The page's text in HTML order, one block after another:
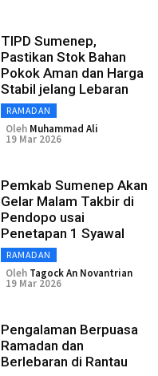
TIPD Sumenep,
Pastikan Stok Bahan
Pokok Aman dan Harga
Stabil jelang Lebaran
RAMADAN
Oleh Muhammad Ali
19 Mar 2026
Pemkab Sumenep Akan
Gelar Malam Takbir di
Pendopo usai
Penetapan 1 Syawal
RAMADAN
Oleh Tagock An Novantrian
19 Mar 2026
Pengalaman Berpuasa
Ramadan dan
Berlebaran di Rantau